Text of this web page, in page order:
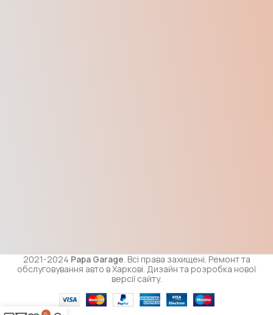
2021-2024 Papa Garage. Всі права захищені. Ремонт та
обслуговування авто в Харкові. Дизайн та розробка нової
версії сайту.